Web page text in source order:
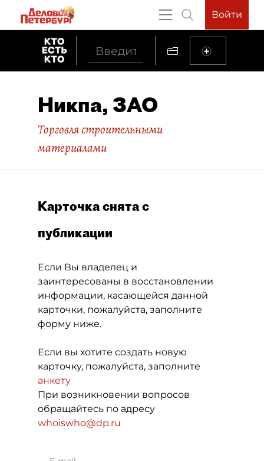
Войти
Никпа, ЗАО
Торговля строительными
материалами
Карточка снята с
публикации
Если Вы владелец и
заинтересованы в восстановлении
информации, касающейся данной
карточки, пожалуйста, заполните
форму ниже.
Если вы хотите создать новую
карточку, пожалуйста, заполните
анкету
При возникновении вопросов
обращайтесь по адресу
whoiswho@dp.ru